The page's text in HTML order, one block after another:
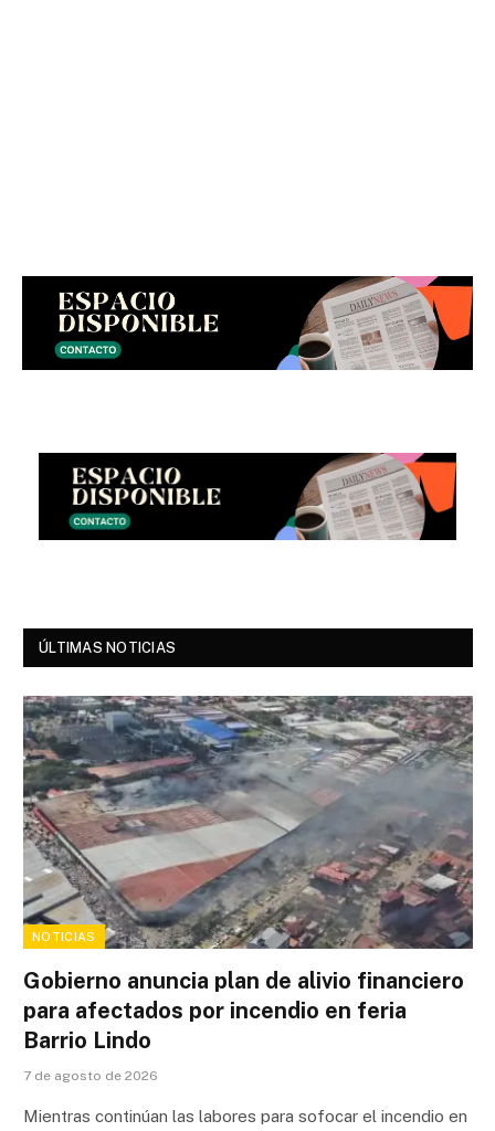
ÚLTIMAS NOTICIAS
NOTICIAS
Gobierno anuncia plan de alivio financiero
para afectados por incendio en feria
Barrio Lindo
7 de agosto de 2026
Mientras continúan las labores para sofocar el incendio en